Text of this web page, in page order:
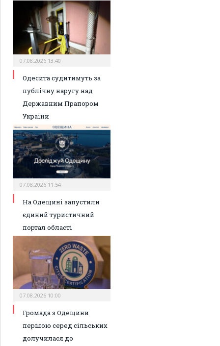
07.08.2026 13:40
Одесита судитимуть за
публічну наругу над
Державним Прапором
України
07.08.2026 11:54
На Одещині запустили
єдиний туристичний
портал області
07.08.2026 10:00
Громада з Одещини
першою серед сільських
долучилася до